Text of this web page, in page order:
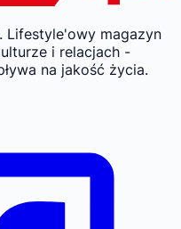
Lifestyle'owy magazyn
i relacjach -
na jakość życia.